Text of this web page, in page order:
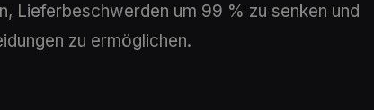
Lieferbeschwerden um 99 % zu senken und
zu ermöglichen.